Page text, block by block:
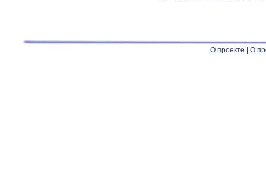
О проекте О